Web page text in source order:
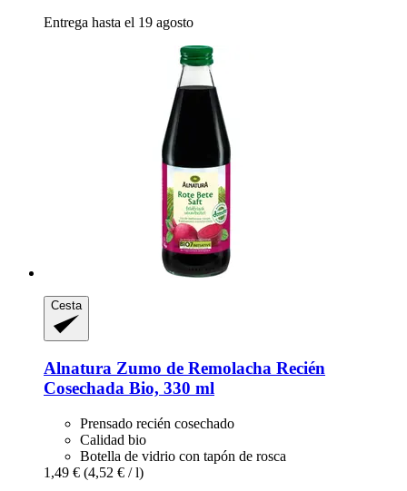
Entrega hasta el 19 agosto
Cesta
Alnatura Zumo de Remolacha Recién
Cosechada Bio, 330 ml
Prensado recién cosechado
Calidad bio
Botella de vidrio con tapón de rosca
1,49 € (4,52 € / l)